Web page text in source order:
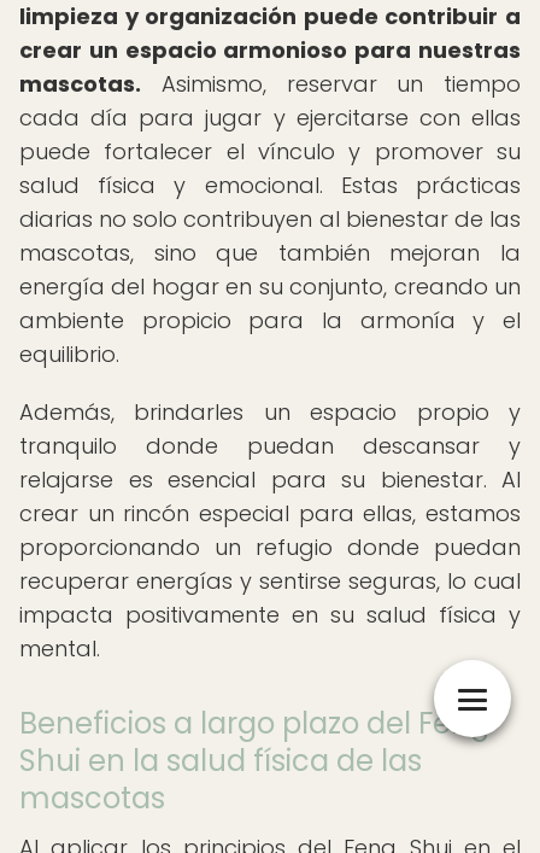
limpieza y organización puede contribuir a
crear un espacio armonioso para nuestras
mascotas. Asimismo, reservar un tiempo
cada día para jugar y ejercitarse con ellas
puede fortalecer el vínculo y promover su
salud física y emocional. Estas prácticas
diarias no solo contribuyen al bienestar de las
mascotas, sino que también mejoran la
energía del hogar en su conjunto, creando un
ambiente propicio para la armonía y el
equilibrio.
Además, brindarles un espacio propio y
tranquilo donde puedan descansar y
relajarse es esencial para su bienestar. Al
crear un rincón especial para ellas, estamos
proporcionando un refugio donde puedan
recuperar energías y sentirse seguras, lo cual
impacta positivamente en su salud física y
mental.
Beneficios a largo plazo del Feng
Shui en la salud física de las
mascotas